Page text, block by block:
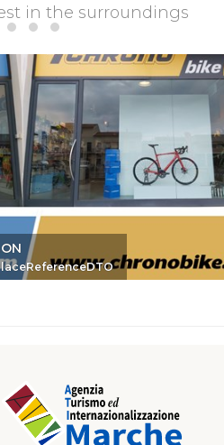
in the surroundings